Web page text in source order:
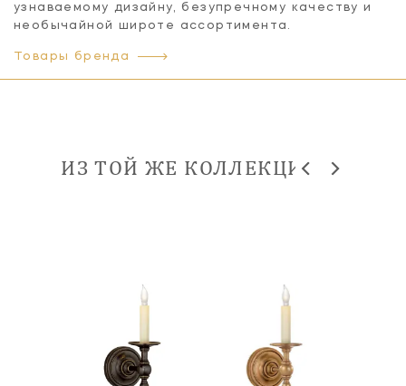
узнаваемому дизайну, безупречному качеству и
необычайной широте ассортимента.
Товары бренда
ИЗ ТОЙ ЖЕ КОЛЛЕКЦИИ